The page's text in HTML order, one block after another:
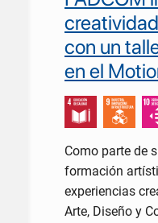
con un
en el
Como parte de
formación
experiencias
Arte, Diseño y